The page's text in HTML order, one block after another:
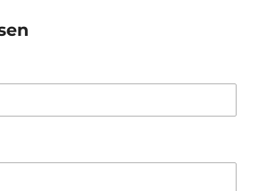
r
n